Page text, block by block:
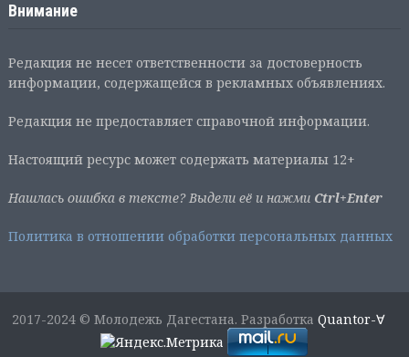
Внимание
Редакция не несет ответственности за достоверность
информации, содержащейся в рекламных объявлениях.
Редакция не предоставляет справочной информации.
Настоящий ресурс может содержать материалы 12+
Нашлась ошибка в тексте? Выдели её и нажми Ctrl+Enter
Политика в отношении обработки персональных данных
2017-2024 © Молодежь Дагестана. РазработкаQuantor-∀